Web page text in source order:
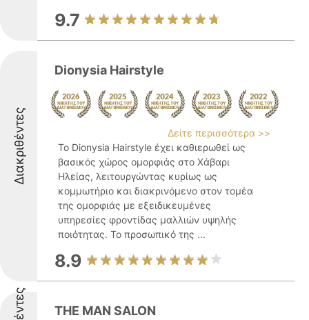
9.7
Διακριθέντες
Dionysia Hairstyle
Δείτε περισσότερα >>
Το Dionysia Hairstyle έχει καθιερωθεί ως
βασικός χώρος ομορφιάς στο Χάβαρι
Ηλείας, λειτουργώντας κυρίως ως
κομμωτήριο και διακρινόμενο στον τομέα
της ομορφιάς με εξειδικευμένες
υπηρεσίες φροντίδας μαλλιών υψηλής
ποιότητας. Το προσωπικό της ...
8.9
THE MAN SALON